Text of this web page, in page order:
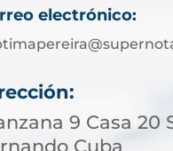
electrónico:
9 Casa 20
Cuba